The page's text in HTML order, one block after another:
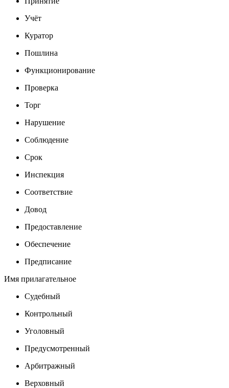
Учёт
Куратор
Пошлина
Функционирование
Проверка
Торг
Нарушение
Соблюдение
Срок
Инспекция
Соответствие
Довод
Предоставление
Обеспечение
Предписание
Имя прилагательное
Судебный
Контрольный
Уголовный
Предусмотренный
Арбитражный
Верховный